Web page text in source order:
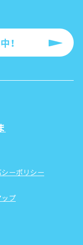
！
ーポリシー
プ